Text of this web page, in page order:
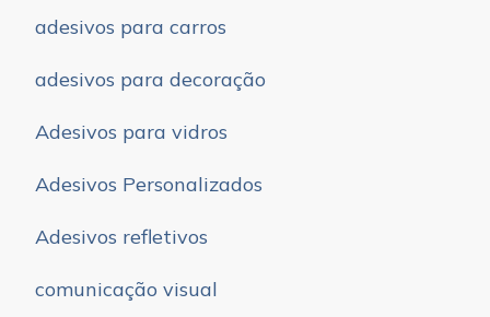
adesivos para carros
adesivos para decoração
Adesivos para vidros
Adesivos Personalizados
Adesivos refletivos
comunicação visual